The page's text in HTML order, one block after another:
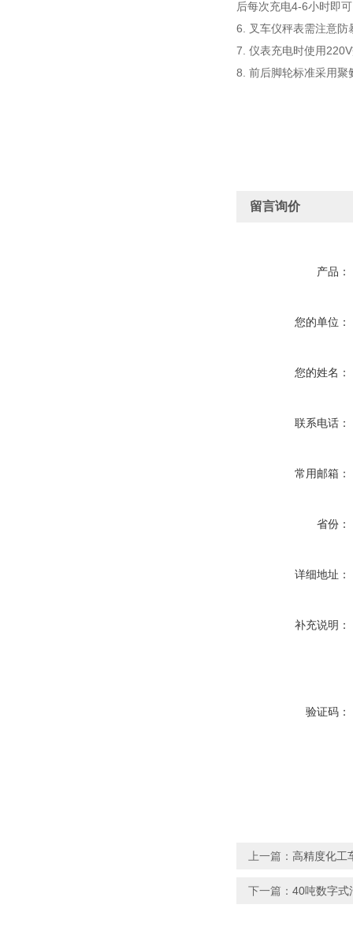
后每次充电4-6小时即
6. 叉车仪秤表需注意防
7. 仪表充电时使用
8. 前后脚轮标准采用聚
留言询价
产品：
您的单位：
您的姓名：
联系电话：
常用邮箱：
省份：
详细地址：
补充说明：
验证码：
上一篇： 高精度化工
下一篇： 40吨数字式